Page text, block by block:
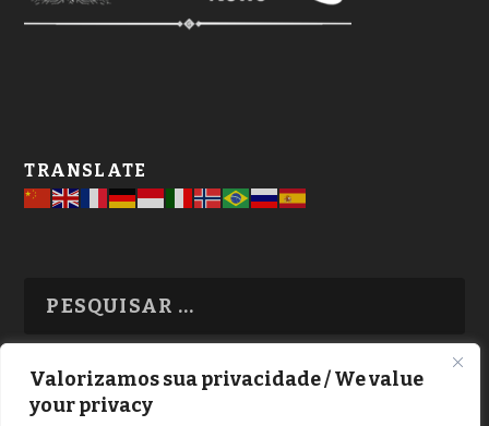
Valorizamos sua privacidade / We value
your privacy
TRANSLATE
TODAS OS ASSUNTOS